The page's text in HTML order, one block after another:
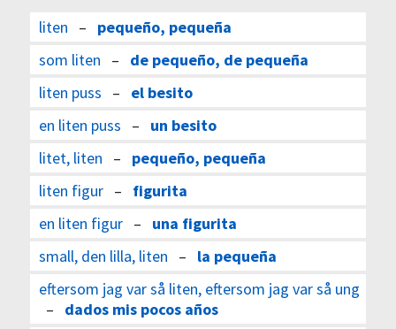
liten – pequeño, pequeña
som liten – de pequeño, de pequeña
liten puss – el besito
en liten puss – un besito
litet, liten – pequeño, pequeña
liten figur– figurita
en liten figur– una figurita
small, den lilla, liten – la pequeña
eftersom jag var så liten, eftersom jag var så ung
– dados mis pocos años